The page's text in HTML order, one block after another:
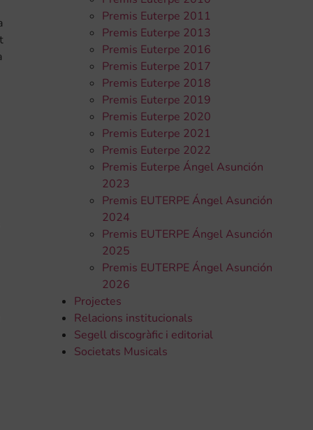
Premis Euterpe 2011
Premis Euterpe 2013
Premis Euterpe 2016
Premis Euterpe 2017
Premis Euterpe 2018
Premis Euterpe 2019
Premis Euterpe 2020
Premis Euterpe 2021
Premis Euterpe 2022
Premis Euterpe Ángel Asunción
2023
Premis EUTERPE Ángel Asunción
2024
Premis EUTERPE Ángel Asunción
2025
Premis EUTERPE Ángel Asunción
2026
Projectes
Relacions institucionals
Segell discogràfic i editorial
Societats Musicals